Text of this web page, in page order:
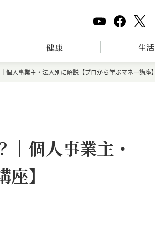
健康 生活
個人事業主・法人別に解説【プロから学ぶマネー講座】
個人事業主・
】